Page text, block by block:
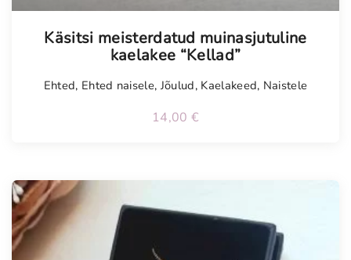
Käsitsi meisterdatud muinasjutuline
kaelakee “Kellad”
Ehted, Ehted naisele, Jõulud, Kaelakeed, Naistele
14,00 €